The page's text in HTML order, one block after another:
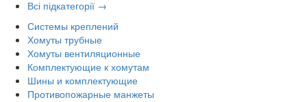
Всі підкатегорії →
Системы креплений
Хомуты трубные
Хомуты вентиляционные
Комплектующие к хомутам
Шины и комплектующие
Противопожарные манжеты